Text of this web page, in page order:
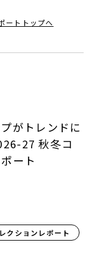
ートトップへ
がトレンドに
27 秋冬コ
ート
クションレポート